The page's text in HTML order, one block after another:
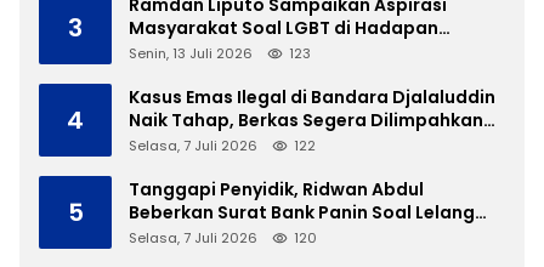
3
Ramdan Liputo Sampaikan Aspirasi
Masyarakat Soal LGBT di Hadapan
Gubernur Gusnar
Senin, 13 Juli 2026 123
4
Kasus Emas Ilegal di Bandara Djalaluddin
Naik Tahap, Berkas Segera Dilimpahkan
ke JPU
Selasa, 7 Juli 2026 122
5
Tanggapi Penyidik, Ridwan Abdul
Beberkan Surat Bank Panin Soal Lelang
Aset Eks PLTD Isimu
Selasa, 7 Juli 2026 120